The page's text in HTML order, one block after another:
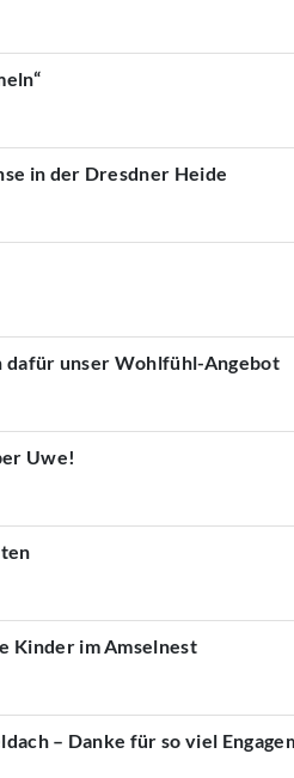
in der Dresdner Heide
dafür unser Wohlfühl-Angebot
Uwe!
Kinder im Amselnest
– Danke für so viel